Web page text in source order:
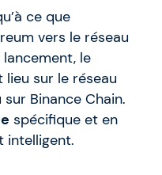
ce que
vers le réseau
lancement, le
lieu sur le réseau
Binance Chain.
spécifique et en
intelligent.